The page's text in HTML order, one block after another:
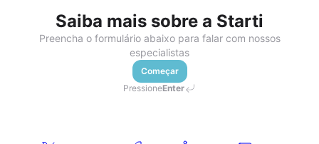
Saiba mais sobre a Starti
Preencha o formulário abaixo para falar com nossos
especialistas
Começar
PressioneEnter